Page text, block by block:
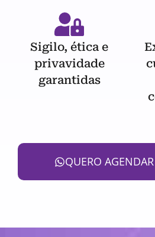
Sigilo, ética e
privavidade
garantidas
QUERO